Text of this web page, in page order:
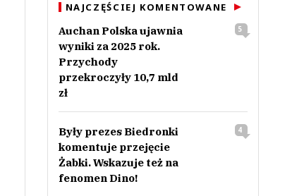
NAJCZĘŚCIEJ KOMENTOWANE
Auchan Polska ujawnia
wyniki za 2025 rok.
Przychody
przekroczyły 10,7 mld
zł
5
Były prezes Biedronki
komentuje przejęcie
Żabki. Wskazuje też na
fenomen Dino!
4